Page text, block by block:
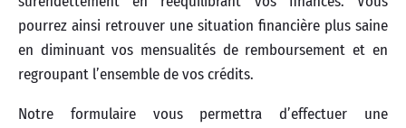
pourrez ainsi retrouver une situation financière plus saine
en diminuant vos mensualités de remboursement et en
regroupant l’ensemble de vos crédits.
Notre formulaire vous permettra d’effectuer une